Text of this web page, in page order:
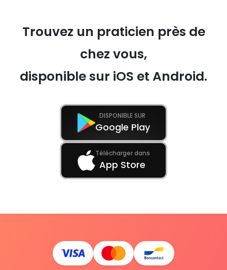
Trouvez un praticien près de
chez vous,
disponible sur iOS et Android.
DISPONIBLE SUR
Google Play
Télécharger dans
App Store